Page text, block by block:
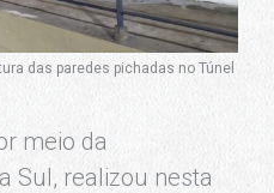
das paredes pichadas no Túnel
meio da
Sul, realizou nesta